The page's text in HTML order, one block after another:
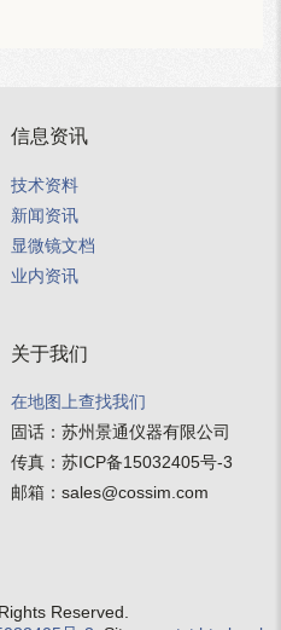
信息资讯
技术资料
新闻资讯
显微镜文档
业内资讯
关于我们
在地图上查找我们
固话： 苏州景通仪器有限公司
传真： 苏ICP备15032405号-3
邮箱： sales@cossim.com
Reserved.